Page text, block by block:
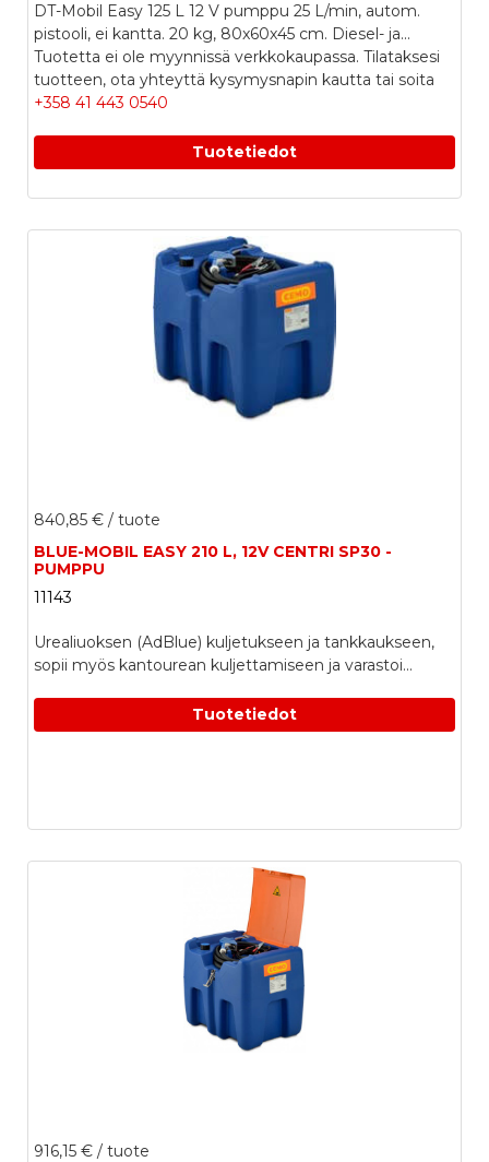
DT-Mobil Easy 125 L 12 V pumppu 25 L/min, autom.
pistooli, ei kantta. 20 kg, 80x60x45 cm. Diesel- ja...
Tuotetta ei ole myynnissä verkkokaupassa. Tilataksesi
tuotteen, ota yhteyttä kysymysnapin kautta tai soita
+358 41 443 0540
Tuotetiedot
840,85 € / tuote
BLUE-MOBIL EASY 210 L, 12V CENTRI SP30 -
PUMPPU
11143
Urealiuoksen (AdBlue) kuljetukseen ja tankkaukseen,
sopii myös kantourean kuljettamiseen ja varastoi...
Tuotetiedot
916,15 € / tuote